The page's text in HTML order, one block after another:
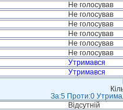
Не голосував
Не голосував
Не голосував
Не голосував
Не голосував
Не голосував
Утримався
Утримався
За:5 Проти:0
Відсутній